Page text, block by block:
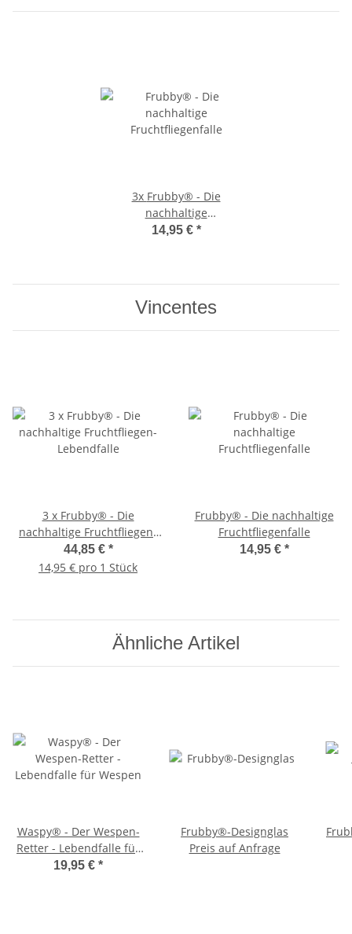
3x Frubby® - Die
nachhaltige
Fruchtfliegenfalle
14,95 € *
Vincentes
3 x Frubby® - Die
nachhaltige Fruchtfliegen-
Lebendfalle
44,85 € *
14,95 € pro 1 Stück
Frubby® - Die nachhaltige
Fruchtfliegenfalle
14,95 € *
Ähnliche Artikel
Waspy® - Der Wespen-
Retter - Lebendfalle für
Wespen
19,95 € *
Frubby®-Designglas
Preis auf Anfrage